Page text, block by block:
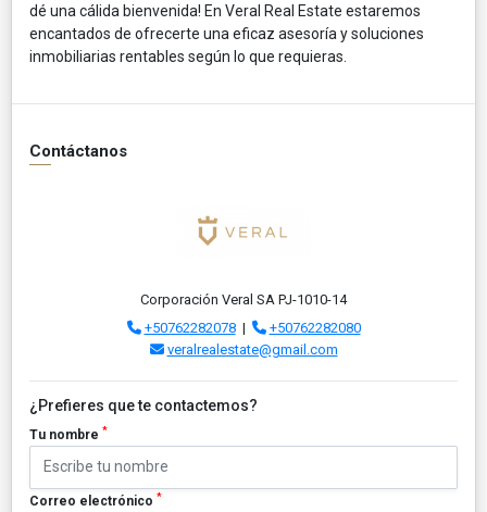
dé una cálida bienvenida! En Veral Real Estate estaremos
encantados de ofrecerte una eficaz asesoría y soluciones
inmobiliarias rentables según lo que requieras.
Contáctanos
Corporación Veral SA PJ-1010-14
+50762282078|
+50762282080
veralrealestate@gmail.com
¿Prefieres que te contactemos?
Tu nombre *
Correo electrónico *